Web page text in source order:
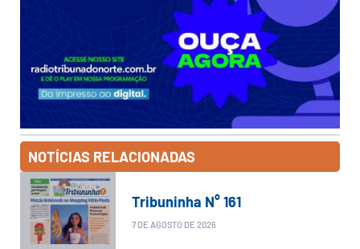
NOTÍCIAS RELACIONADAS
Tribuninha N° 161
7 DE AGOSTO DE 2026